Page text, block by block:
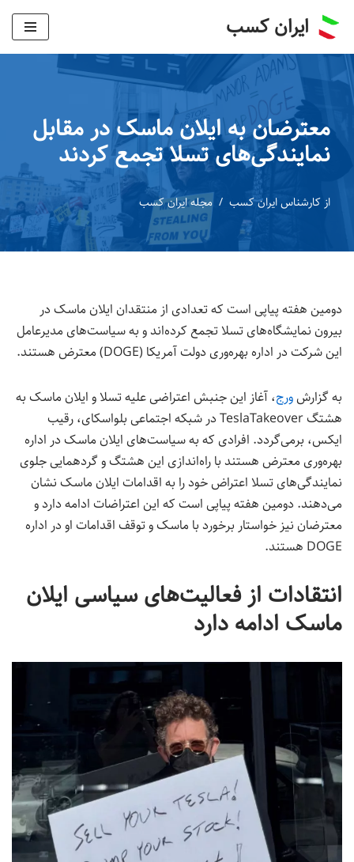
پرش
محتوا
ایران کسب
معترضان به ایلان ماسک در مقابل
نمایندگی‌های تسلا تجمع کردند
از کارشناس ایران کسب مجله ایران کسب
دومین هفته پیاپی است که تعدادی از منتقدان ایلان ماسک در
بیرون نمایشگاه‌های تسلا تجمع کرده‌اند و به سیاست‌های مدیرعامل
این شرکت در اداره بهره‌وری دولت آمریکا (DOGE) معترض هستند.
به گزارشورج، آغاز این جنبش اعتراضی علیه تسلا و ایلان ماسک به
هشتگ TeslaTakeover در شبکه اجتماعی بلواسکای، رقیب
ایکس، برمی‌گردد. افرادی که به سیاست‌های ایلان ماسک در اداره
بهره‌وری معترض هستند با راه‌اندازی این هشتگ و گردهمایی جلوی
نمایندگی‌های تسلا اعتراض خود را به اقدامات ایلان ماسک نشان
می‌دهند. دومین هفته پیاپی است که این اعتراضات ادامه دارد و
معترضان نیز خواستار برخورد با ماسک و توقف اقدامات او در اداره
DOGE هستند.
انتقادات از فعالیت‌های سیاسی ایلان
ماسک ادامه دارد